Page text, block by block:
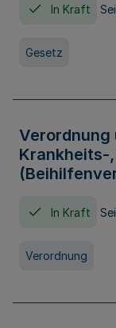
In Kraft
Gesetz
Verordnung
Krankheits-
In Kraft
Verordnung